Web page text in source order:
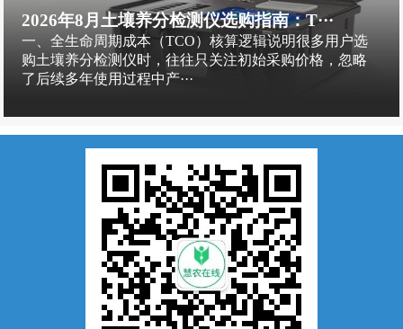
2026年8月土壤养分检测仪选购指南：T···
一、全生命周期成本（TCO）核算逻辑说明很多用户选
购土壤养分检测仪时，往往只关注初始采购价格，忽略
了后续多年使用过程中产···